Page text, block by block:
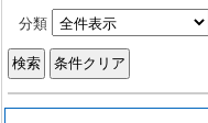
分類